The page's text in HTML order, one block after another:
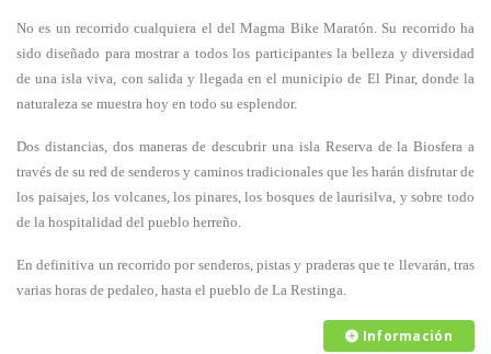
No es un recorrido cualquiera el del Magma Bike Maratón. Su recorrido ha
sido diseñado para mostrar a todos los participantes la belleza y diversidad
de una isla viva, con salida y llegada en el municipio de El Pinar, donde la
naturaleza se muestra hoy en todo su esplendor.
Dos distancias, dos maneras de descubrir una isla Reserva de la Biosfera a
través de su red de senderos y caminos tradicionales que les harán disfrutar de
los paisajes, los volcanes, los pinares, los bosques de laurisilva, y sobre todo
de la hospitalidad del pueblo herreño.
En definitiva un recorrido por senderos, pistas y praderas que te llevarán, tras
varias horas de pedaleo, hasta el pueblo de La Restinga.
Información